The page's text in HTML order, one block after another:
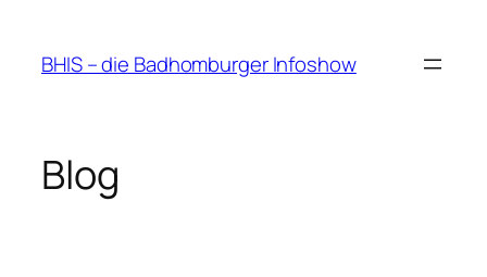
springen
BHIS – die Badhomburger Infoshow
Blog